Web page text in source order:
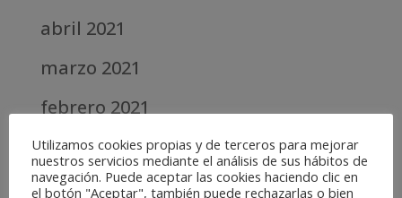
abril 2021
marzo 2021
febrero 2021
diciembre 2020
abril 2020
Utilizamos cookies propias y de terceros para mejorar
nuestros servicios mediante el análisis de sus hábitos de
navegación. Puede aceptar las cookies haciendo clic en
el botón "Aceptar", también puede rechazarlas o bien